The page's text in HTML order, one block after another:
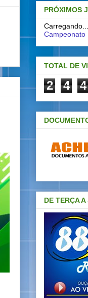
PRÓXIMOS
Carregando...
Campeonato
TOTAL DE
2 4 4
DE TERÇA